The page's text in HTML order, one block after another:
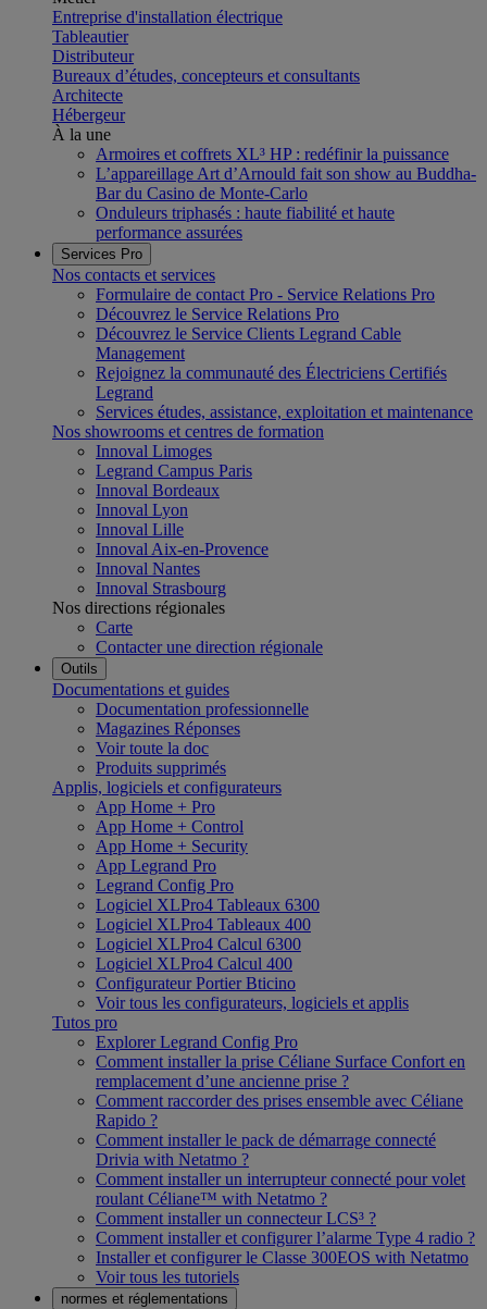
Entreprise d'installation électrique
Tableautier
Distributeur
Bureaux d’études, concepteurs et consultants
Architecte
Hébergeur
À la une
Armoires et coffrets XL³ HP : redéfinir la puissance
L’appareillage Art d’Arnould fait son show au Buddha-
Bar du Casino de Monte-Carlo
Onduleurs triphasés : haute fiabilité et haute
performance assurées
Services Pro
Nos contacts et services
Formulaire de contact Pro - Service Relations Pro
Découvrez le Service Relations Pro
Découvrez le Service Clients Legrand Cable
Management
Rejoignez la communauté des Électriciens Certifiés
Legrand
Services études, assistance, exploitation et maintenance
Nos showrooms et centres de formation
Innoval Limoges
Legrand Campus Paris
Innoval Bordeaux
Innoval Lyon
Innoval Lille
Innoval Aix-en-Provence
Innoval Nantes
Innoval Strasbourg
Nos directions régionales
Carte
Contacter une direction régionale
Outils
Documentations et guides
Documentation professionnelle
Magazines Réponses
Voir toute la doc
Produits supprimés
Applis, logiciels et configurateurs
App Home + Pro
App Home + Control
App Home + Security
App Legrand Pro
Legrand Config Pro
Logiciel XLPro4 Tableaux 6300
Logiciel XLPro4 Tableaux 400
Logiciel XLPro4 Calcul 6300
Logiciel XLPro4 Calcul 400
Configurateur Portier Bticino
Voir tous les configurateurs, logiciels et applis
Tutos pro
Explorer Legrand Config Pro
Comment installer la prise Céliane Surface Confort en
remplacement d’une ancienne prise ?
Comment raccorder des prises ensemble avec Céliane
Rapido ?
Comment installer le pack de démarrage connecté
Drivia with Netatmo ?
Comment installer un interrupteur connecté pour volet
roulant Céliane™ with Netatmo ?
Comment installer un connecteur LCS³ ?
Comment installer et configurer l’alarme Type 4 radio ?
Installer et configurer le Classe 300EOS with Netatmo
Voir tous les tutoriels
normes et réglementations